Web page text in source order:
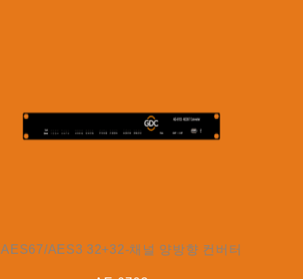
AES67/AES3 32+32-채널 양방향 컨버터